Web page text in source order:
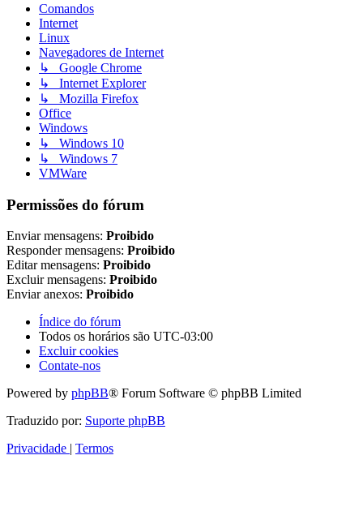
Comandos
Internet
Linux
Navegadores de Internet
↳ Google Chrome
↳ Internet Explorer
↳ Mozilla Firefox
Office
Windows
↳ Windows 10
↳ Windows 7
VMWare
Permissões do fórum
Enviar mensagens: Proibido
Responder mensagens: Proibido
Editar mensagens: Proibido
Excluir mensagens: Proibido
Enviar anexos: Proibido
Índice do fórum
Todos os horários são UTC-03:00
Excluir cookies
Contate-nos
Powered by phpBB® Forum Software © phpBB Limited
Traduzido por: Suporte phpBB
Privacidade | Termos